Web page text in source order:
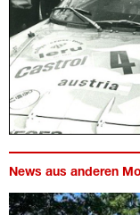
News aus anderen